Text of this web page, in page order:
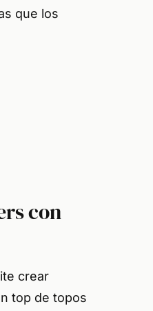
que los
con
crear
top de topos